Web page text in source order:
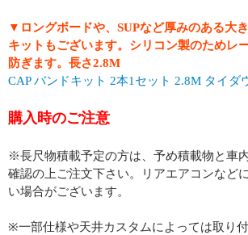
▼ロングボードや、SUPなど厚みのある大
キットもございます。シリコン製のためレ
防ぎます。長さ2.8M
CAP バンドキット 2本1セット 2.8M タイダ
購入時のご注意
※長尺物積載予定の方は、予め積載物と車
確認の上ご注文下さい。リアエアコンなど
い場合がございます。
※一部仕様や天井カスタムによっては取り